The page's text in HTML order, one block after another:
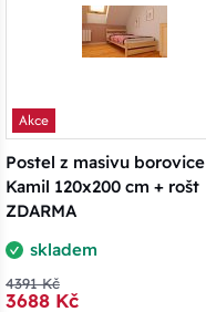
Akce
Postel z masivu borovice
Kamil 120x200 cm + rošt
ZDARMA
skladem
4391 Kč
3688 Kč